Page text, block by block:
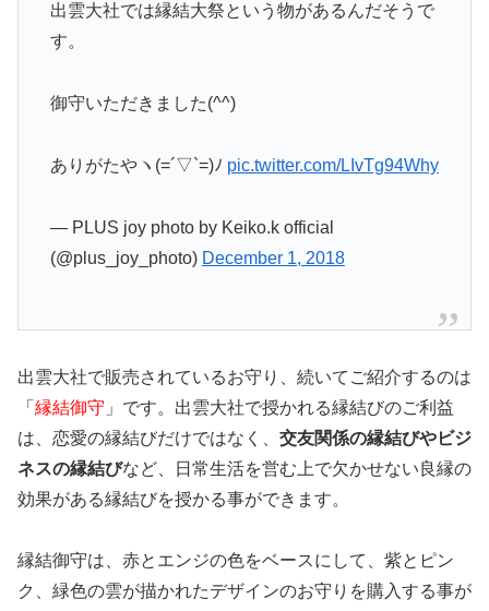
出雲大社では縁結大祭という物があるんだそうで
す。
御守いただきました(^^)
ありがたやヽ(=´▽`=)ﾉ pic.twitter.com/LIvTg94Why
— PLUS joy photo by Keiko.k official
(@plus_joy_photo) December 1, 2018
出雲大社で販売されているお守り、続いてご紹介するのは
「 縁結御守 」です。出雲大社で授かれる縁結びのご利益
は、恋愛の縁結びだけではなく、 交友関係の縁結びやビジ
ネスの縁結びなど、日常生活を営む上で欠かせない良縁の
効果がある縁結びを授かる事ができます。
縁結御守は、赤とエンジの色をベースにして、紫とピン
ク、緑色の雲が描かれたデザインのお守りを購入する事が